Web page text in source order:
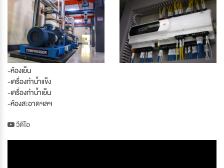
-ห้องเย็น
-เครื่องทำน้ำแข็ง
-เครื่องทำน้ำเย็น
-ห้องสะอาดฯลฯ
วีดีโอ